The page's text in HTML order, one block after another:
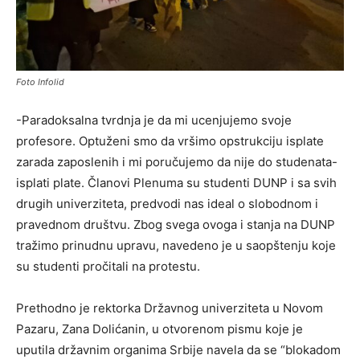
Foto Infolid
-Paradoksalna tvrdnja je da mi ucenjujemo svoje
profesore. Optuženi smo da vršimo opstrukciju isplate
zarada zaposlenih i mi poručujemo da nije do studenata-
isplati plate. Članovi Plenuma su studenti DUNP i sa svih
drugih univerziteta, predvodi nas ideal o slobodnom i
pravednom društvu. Zbog svega ovoga i stanja na DUNP
tražimo prinudnu upravu, navedeno je u saopštenju koje
su studenti pročitali na protestu.
Prethodno je rektorka Državnog univerziteta u Novom
Pazaru, Zana Dolićanin, u otvorenom pismu koje je
uputila državnim organima Srbije navela da se “blokadom